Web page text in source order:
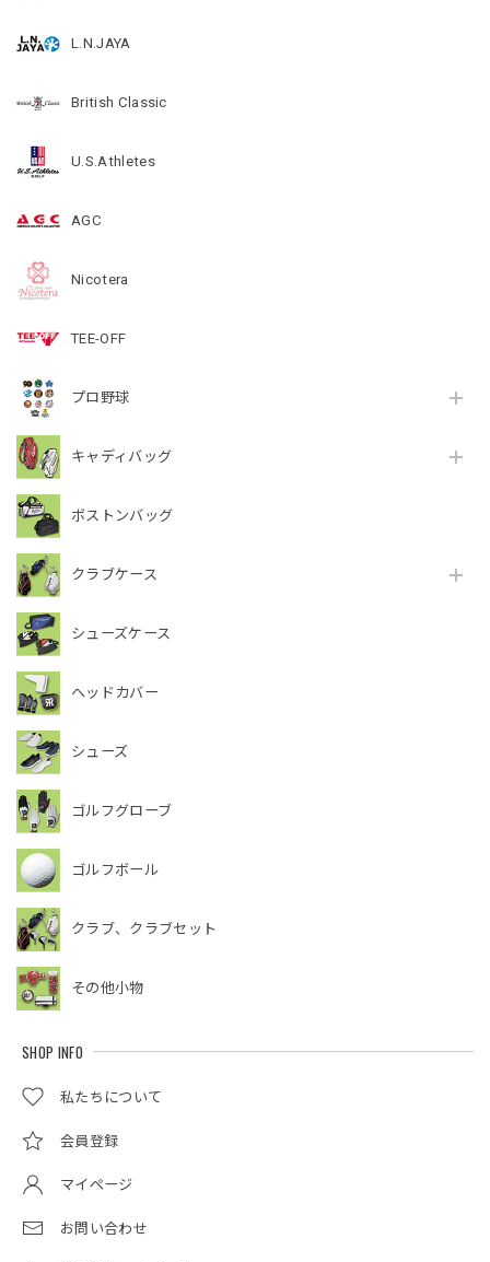
L.N.JAYA
British Classic
U.S.Athletes
AGC
Nicotera
TEE-OFF
プロ野球
キャディバッグ
ボストンバッグ
クラブケース
シューズケース
ヘッドカバー
シューズ
ゴルフグローブ
ゴルフボール
クラブ、クラブセット
その他小物
SHOP INFO
私たちについて
会員登録
マイページ
お問い合わせ